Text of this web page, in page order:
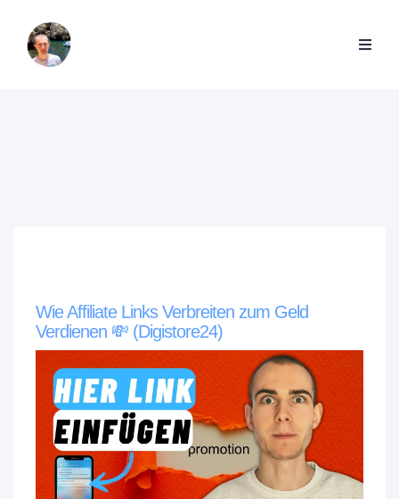
Wie Affiliate Links Verbreiten zum Geld
Verdienen 💸 (Digistore24)